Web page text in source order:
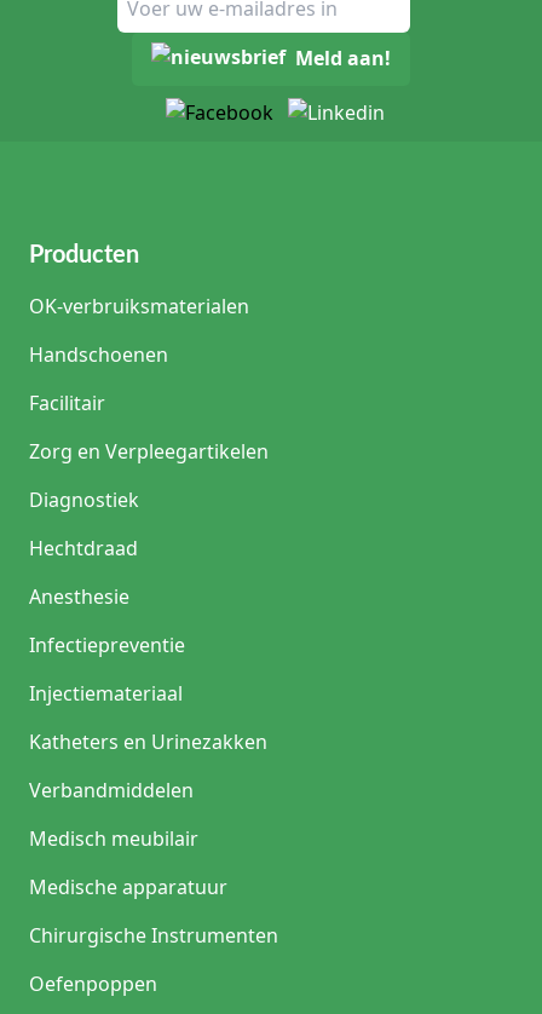
Meld aan!
Producten
OK-verbruiksmaterialen
Handschoenen
Facilitair
Zorg en Verpleegartikelen
Diagnostiek
Hechtdraad
Anesthesie
Infectiepreventie
Injectiemateriaal
Katheters en Urinezakken
Verbandmiddelen
Medisch meubilair
Medische apparatuur
Chirurgische Instrumenten
Oefenpoppen